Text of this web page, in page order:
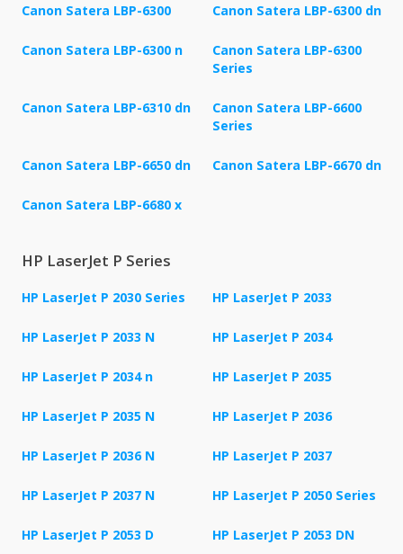
Canon Satera LBP-6300 Canon Satera LBP-6300 dn
Canon Satera LBP-6300 n
Canon Satera LBP-6300
Series
Canon Satera LBP-6310 dn
Canon Satera LBP-6600
Series
Canon Satera LBP-6650 dn Canon Satera LBP-6670 dn
Canon Satera LBP-6680 x
HP LaserJet P Series
HP LaserJet P 2030 Series HP LaserJet P 2033
HP LaserJet P 2033 N HP LaserJet P 2034
HP LaserJet P 2034 n HP LaserJet P 2035
HP LaserJet P 2035 N HP LaserJet P 2036
HP LaserJet P 2036 N HP LaserJet P 2037
HP LaserJet P 2037 N HP LaserJet P 2050 Series
HP LaserJet P 2053 D HP LaserJet P 2053 DN